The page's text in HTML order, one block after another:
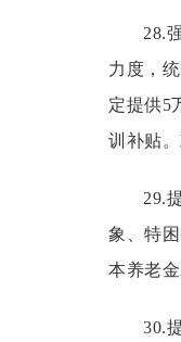
28.
力度，
定提供5
训补贴
29.
象、特
本养老
30.